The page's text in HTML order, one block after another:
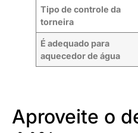
Tipo de controle da
torneira
É adequado para
aquecedor de água
Aproveite o